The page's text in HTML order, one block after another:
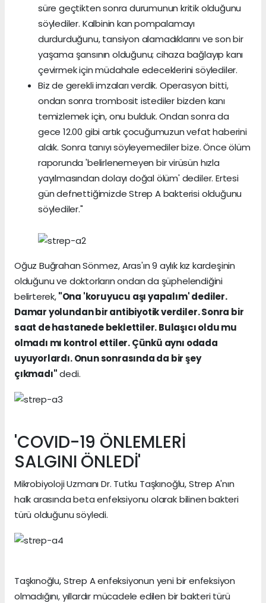
süre geçtikten sonra durumunun kritik olduğunu
söylediler. Kalbinin kan pompalamayı
durdurduğunu, tansiyon alamadıklarını ve son bir
yaşama şansının olduğunu; cihaza bağlayıp kanı
çevirmek için müdahale edeceklerini söylediler.
Biz de gerekli imzaları verdik. Operasyon bitti,
ondan sonra trombosit istediler bizden kanı
temizlemek için, onu bulduk. Ondan sonra da
gece 12.00 gibi artık çocuğumuzun vefat haberini
aldık. Sonra tanıyı söyleyemediler bize. Önce ölüm
raporunda 'belirlenemeyen bir virüsün hızla
yayılmasından dolayı doğal ölüm' dediler. Ertesi
gün defnettiğimizde Strep A bakterisi olduğunu
söylediler."
Oğuz Buğrahan Sönmez, Aras'ın 9 aylık kız kardeşinin
olduğunu ve doktorların ondan da şüphelendiğini
belirterek,"Ona 'koruyucu aşı yapalım' dediler.
Damar yolundan bir antibiyotik verdiler. Sonra bir
saat de hastanede beklettiler. Bulaşıcı oldu mu
olmadı mı kontrol ettiler. Çünkü aynı odada
uyuyorlardı. Onun sonrasında da bir şey
çıkmadı"dedi.
'COVID-19 ÖNLEMLERİ
SALGINI ÖNLEDİ'
Mikrobiyoloji Uzmanı Dr. Tutku Taşkınoğlu, Strep A'nın
halk arasında beta enfeksiyonu olarak bilinen bakteri
türü olduğunu söyledi.
Taşkınoğlu, Strep A enfeksiyonun yeni bir enfeksiyon
olmadığını, yıllardır mücadele edilen bir bakteri türü